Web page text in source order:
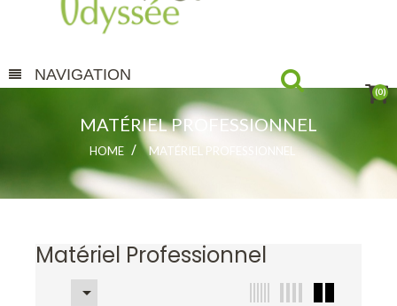
(0)
NAVIGATION
MATÉRIEL PROFESSIONNEL
HOME MATÉRIEL PROFESSIONNEL
Matériel Professionnel
